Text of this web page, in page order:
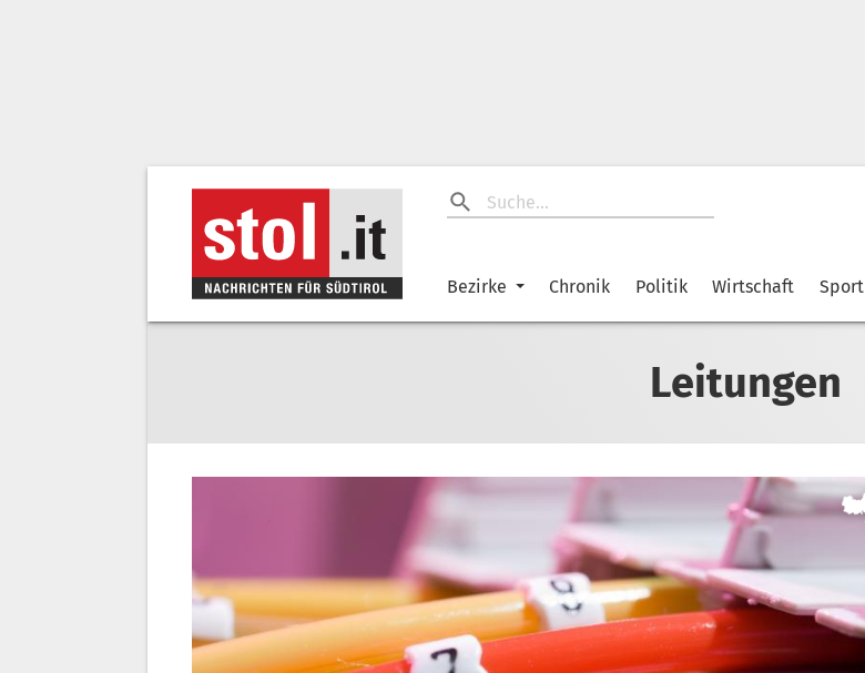
Bezirke Chronik Politik Wirtschaft Sport
Leitungen